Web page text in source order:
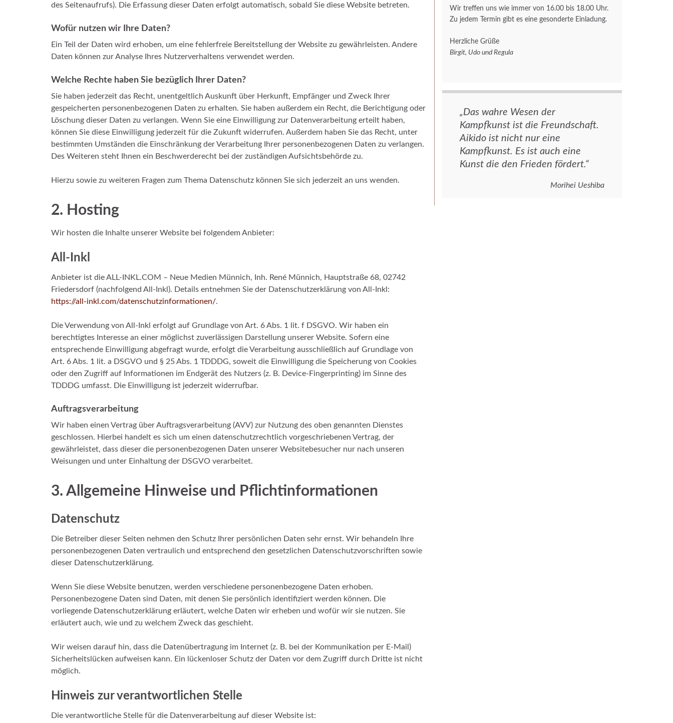
des Seitenaufrufs). Die Erfassung dieser Daten erfolgt automatisch, sobald Sie diese Website betreten.
Wofür nutzen wir Ihre Daten?
Ein Teil der Daten wird erhoben, um eine fehlerfreie Bereitstellung der Website zu gewährleisten. Andere
Daten können zur Analyse Ihres Nutzerverhaltens verwendet werden.
Welche Rechte haben Sie bezüglich Ihrer Daten?
Sie haben jederzeit das Recht, unentgeltlich Auskunft über Herkunft, Empfänger und Zweck Ihrer
gespeicherten personenbezogenen Daten zu erhalten. Sie haben außerdem ein Recht, die Berichtigung oder
Löschung dieser Daten zu verlangen. Wenn Sie eine Einwilligung zur Datenverarbeitung erteilt haben,
können Sie diese Einwilligung jederzeit für die Zukunft widerrufen. Außerdem haben Sie das Recht, unter
bestimmten Umständen die Einschränkung der Verarbeitung Ihrer personenbezogenen Daten zu verlangen.
Des Weiteren steht Ihnen ein Beschwerderecht bei der zuständigen Aufsichtsbehörde zu.
Hierzu sowie zu weiteren Fragen zum Thema Datenschutz können Sie sich jederzeit an uns wenden.
2. Hosting
Wir hosten die Inhalte unserer Website bei folgendem Anbieter:
All-Inkl
Anbieter ist die ALL-INKL.COM – Neue Medien Münnich, Inh. René Münnich, Hauptstraße 68, 02742
Friedersdorf (nachfolgend All-Inkl). Details entnehmen Sie der Datenschutzerklärung von All-Inkl:
https://all-inkl.com/datenschutzinformationen/.
Die Verwendung von All-Inkl erfolgt auf Grundlage von Art. 6 Abs. 1 lit. f DSGVO. Wir haben ein
berechtigtes Interesse an einer möglichst zuverlässigen Darstellung unserer Website. Sofern eine
entsprechende Einwilligung abgefragt wurde, erfolgt die Verarbeitung ausschließlich auf Grundlage von
Art. 6 Abs. 1 lit. a DSGVO und § 25 Abs. 1 TDDDG, soweit die Einwilligung die Speicherung von Cookies
oder den Zugriff auf Informationen im Endgerät des Nutzers (z. B. Device-Fingerprinting) im Sinne des
TDDDG umfasst. Die Einwilligung ist jederzeit widerrufbar.
Auftragsverarbeitung
Wir haben einen Vertrag über Auftragsverarbeitung (AVV) zur Nutzung des oben genannten Dienstes
geschlossen. Hierbei handelt es sich um einen datenschutzrechtlich vorgeschriebenen Vertrag, der
gewährleistet, dass dieser die personenbezogenen Daten unserer Websitebesucher nur nach unseren
Weisungen und unter Einhaltung der DSGVO verarbeitet.
3. Allgemeine Hinweise und Pflicht­informationen
Datenschutz
Die Betreiber dieser Seiten nehmen den Schutz Ihrer persönlichen Daten sehr ernst. Wir behandeln Ihre
personenbezogenen Daten vertraulich und entsprechend den gesetzlichen Datenschutzvorschriften sowie
dieser Datenschutzerklärung.
Wenn Sie diese Website benutzen, werden verschiedene personenbezogene Daten erhoben.
Personenbezogene Daten sind Daten, mit denen Sie persönlich identifiziert werden können. Die
vorliegende Datenschutzerklärung erläutert, welche Daten wir erheben und wofür wir sie nutzen. Sie
erläutert auch, wie und zu welchem Zweck das geschieht.
Wir weisen darauf hin, dass die Datenübertragung im Internet (z. B. bei der Kommunikation per E-Mail)
Sicherheitslücken aufweisen kann. Ein lückenloser Schutz der Daten vor dem Zugriff durch Dritte ist nicht
möglich.
Hinweis zur verantwortlichen Stelle
Die verantwortliche Stelle für die Datenverarbeitung auf dieser Website ist:
Wir treffen uns wie immer von 16.00 bis 18.00 Uhr.
Zu jedem Termin gibt es eine gesonderte Einladung.
Herzliche Grüße
Birgit, Udo und Regula
„Das wahre Wesen der
Kampfkunst ist die Freundschaft.
Aikido ist nicht nur eine
Kampfkunst. Es ist auch eine
Kunst die den Frieden fördert.“
Morihei Ueshiba